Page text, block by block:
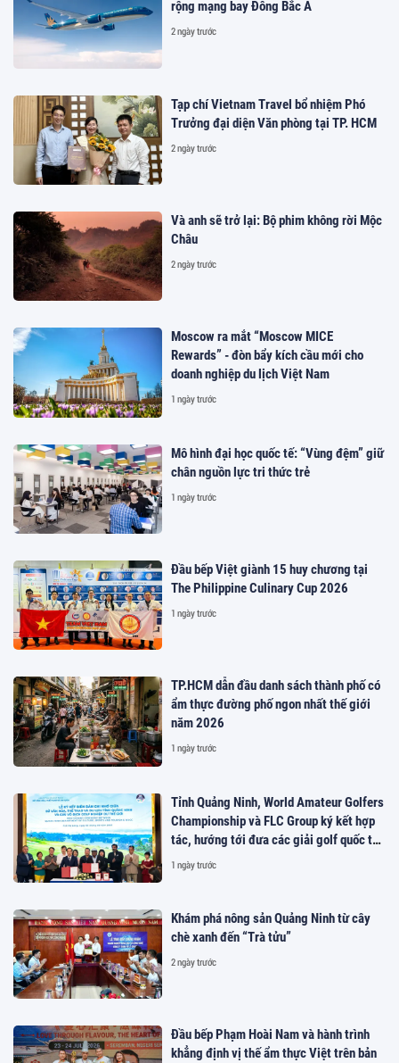
rộng mạng bay Đông Bắc Á
2 ngày trước
Tạp chí Vietnam Travel bổ nhiệm Phó
Trưởng đại diện Văn phòng tại TP. HCM
2 ngày trước
Và anh sẽ trở lại: Bộ phim không rời Mộc
Châu
2 ngày trước
Moscow ra mắt “Moscow MICE
Rewards” - đòn bẩy kích cầu mới cho
doanh nghiệp du lịch Việt Nam
1 ngày trước
Mô hình đại học quốc tế: “Vùng đệm” giữ
chân nguồn lực tri thức trẻ
1 ngày trước
Đầu bếp Việt giành 15 huy chương tại
The Philippine Culinary Cup 2026
1 ngày trước
TP.HCM dẫn đầu danh sách thành phố có
ẩm thực đường phố ngon nhất thế giới
năm 2026
1 ngày trước
Tỉnh Quảng Ninh, World Amateur Golfers
Championship và FLC Group ký kết hợp
tác, hướng tới đưa các giải golf quốc tế
đến Việt Nam
1 ngày trước
Khám phá nông sản Quảng Ninh từ cây
chè xanh đến “Trà tửu”
2 ngày trước
Đầu bếp Phạm Hoài Nam và hành trình
khẳng định vị thế ẩm thực Việt trên bản